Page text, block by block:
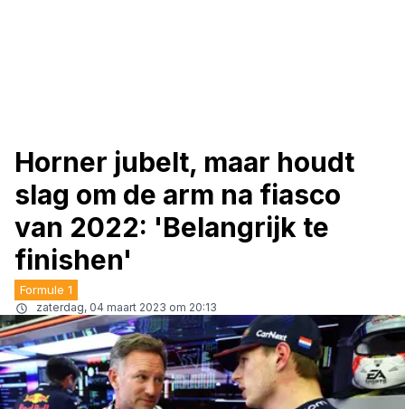
Horner jubelt, maar houdt
slag om de arm na fiasco
van 2022: 'Belangrijk te
finishen'
Formule 1
zaterdag, 04 maart 2023 om 20:13